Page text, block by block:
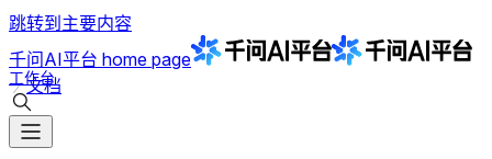
跳转到主要内容
千问AI平台 home page
文档
工作台